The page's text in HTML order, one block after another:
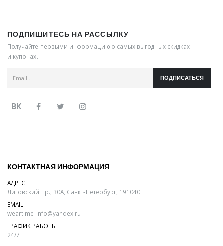
ПОДПИШИТЕСЬ НА РАССЫЛКУ
Получайте первыми информацию о самых выгодных скидках
и купонах.
ПОДПИСАТЬСЯ
ВК
КОНТАКТНАЯ ИНФОРМАЦИЯ
АДРЕС
Лиговский пр., 30А, Санкт-Петербург, 191040
EMAIL
weartime-info@yandex.ru
ГРАФИК РАБОТЫ
24/7